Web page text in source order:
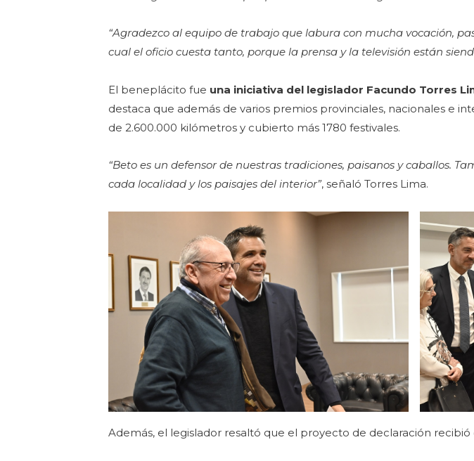
“Agradezco al equipo de trabajo que labura con mucha vocación,
cual el oficio cuesta tanto, porque la prensa y la televisión están
El beneplácito fue una iniciativa del legislador Facundo Torres
destaca que además de varios premios provinciales, nacionales e
de 2.600.000 kilómetros y cubierto más 1780 festivales.
“Beto es un defensor de nuestras tradiciones, paisanos y caballos.
cada localidad y los paisajes del interior”, señaló Torres Lima.
Además, el legislador resaltó que el proyecto de declaración